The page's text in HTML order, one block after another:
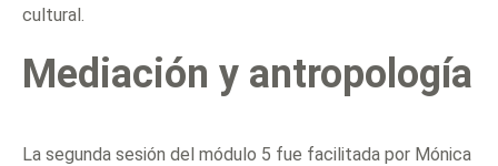
cultural.
Mediación y antropología
La segunda sesión del módulo 5 fue facilitada por Mónica